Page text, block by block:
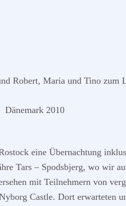
Robert, Maria und Tino zum
eine Übernachtung
Tars – Spodsbjerg, wo wir
mit Teilnehmern von
Castle. Dort erwarteten